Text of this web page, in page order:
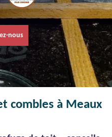
nous
combles à Meaux